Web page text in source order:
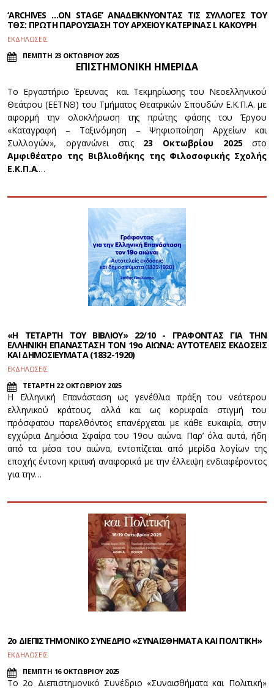
‘ARCHIVES …ON STAGE’ ΑΝΑΔΕΙΚΝΥΟΝΤΑΣ ΤΙΣ ΣΥΛΛΟΓΕΣ ΤΟΥ
ΤΘΣ: ΠΡΩΤΗ ΠΑΡΟΥΣΙΑΣΗ ΤΟΥ ΑΡΧΕΙΟΥ ΚΑΤΕΡΙΝΑΣ Ι. ΚΑΚΟΥΡΗ
ΕΚΔΗΛΩΣΕΙΣ
ΠΕΜΠΤΗ 23 ΟΚΤΩΒΡΙΟΥ 2025
ΕΠΙΣΤΗΜΟΝΙΚΗ ΗΜΕΡΙΔΑ
Το Εργαστήριο Έρευνας και Τεκμηρίωσης του Νεοελληνικού
Θεάτρου (ΕΕΤΝΘ) του Τμήματος Θεατρικών Σπουδών Ε.Κ.Π.Α. με
αφορμή την ολοκλήρωση της πρώτης φάσης του Έργου
«Καταγραφή – Ταξινόμηση – Ψηφιοποίηση Αρχείων και
Συλλογών», οργανώνει στις23 Οκτωβρίου 2025στο
Αμφιθέατρο της Βιβλιοθήκης της Φιλοσοφικής Σχολής
Ε.Κ.Π.Α.…
«Η ΤΕΤΑΡΤΗ ΤΟΥ ΒΙΒΛΙΟΥ» 22/10 - ΓΡΑΦΟΝΤΑΣ ΓΙΑ ΤΗΝ
ΕΛΛΗΝΙΚΗ ΕΠΑΝΑΣΤΑΣΗ ΤΟΝ 19ο ΑΙΩΝΑ: ΑΥΤΟΤΕΛΕΙΣ ΕΚΔΟΣΕΙΣ
ΚΑΙ ΔΗΜΟΣΙΕΥΜΑΤΑ (1832-1920)
ΕΚΔΗΛΩΣΕΙΣ
ΤΕΤΑΡΤΗ 22 ΟΚΤΩΒΡΙΟΥ 2025
Η Ελληνική Επανάσταση ως γενέθλια πράξη του νεότερου
ελληνικού κράτους, αλλά και ως κορυφαία στιγμή του
πρόσφατου παρελθόντος επανέρχεται με κάθε ευκαιρία, στην
εγχώρια Δημόσια Σφαίρα του 19ου αιώνα. Παρ’ όλα αυτά, ήδη
από τα μέσα του αιώνα, εντοπίζεται από μερίδα λογίων της
εποχής έντονη κριτική αναφορικά με την έλλειψη ενδιαφέροντος
για την…
2ο ΔΙΕΠΙΣΤΗΜΟΝΙΚΟ ΣΥΝΕΔΡΙΟ «ΣΥΝΑΙΣΘΗΜΑΤΑ ΚΑΙ ΠΟΛΙΤΙΚΗ»
ΕΚΔΗΛΩΣΕΙΣ
ΠΕΜΠΤΗ 16 ΟΚΤΩΒΡΙΟΥ 2025
Το 2ο Διεπιστημονικό Συνέδριο «Συναισθήματα και Πολιτική»